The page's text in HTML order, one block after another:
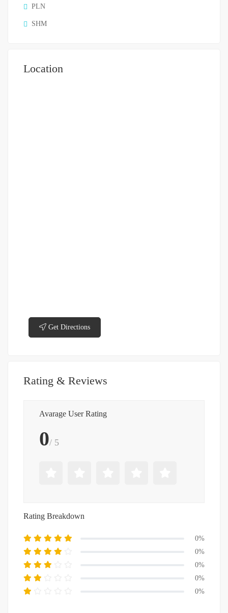
PLN
SHM
Location
Get Directions
Rating & Reviews
Avarage User Rating
0/ 5
Rating Breakdown
0%
0%
0%
0%
0%